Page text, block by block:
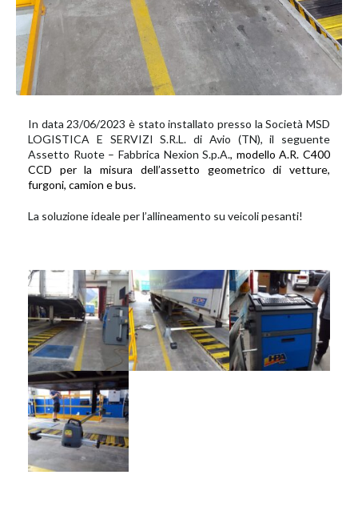
In data 23/06/2023 è stato installato presso la Società MSD
LOGISTICA E SERVIZI S.R.L. di Avio (TN),il seguente
Assetto Ruote – Fabbrica Nexion S.p.A., modello A.R. C400
CCD per la misura dell’assetto geometrico di vetture,
furgoni, camion e bus.
La soluzione ideale per l’allineamento su veicoli pesanti!